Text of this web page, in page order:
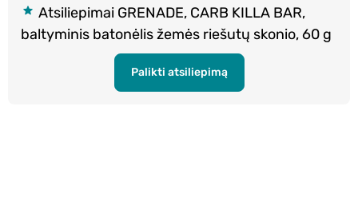
Atsiliepimai GRENADE, CARB KILLA BAR,
baltyminis batonėlis žemės riešutų skonio, 60 g
Palikti atsiliepimą